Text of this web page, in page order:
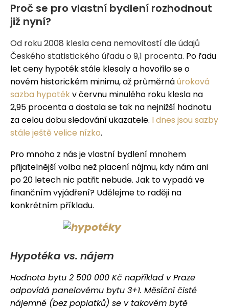
Proč se pro vlastní bydlení rozhodnout
již nyní?
Od roku 2008 klesla cena nemovitostí dle údajů
Českého statistického úřadu o 9,1 procenta. Po řadu
let ceny hypoték stále klesaly a hovořilo se o
novém historickém minimu, až průměrnáúroková
sazba hypotékv červnu minulého roku klesla na
2,95 procenta a dostala se tak na nejnižší hodnotu
za celou dobu sledování ukazatele. I dnes jsou sazby
stále ještěvelice nízko.
Pro mnoho z nás je vlastní bydlení mnohem
přijatelnější volba než placení nájmu, kdy nám ani
po 20 letech nic patřit nebude. Jak to vypadá ve
finančním vyjádření? Udělejme to raději na
konkrétním příkladu.
Hypotéka vs. nájem
Hodnota bytu 2 500 000 Kč například v Praze
odpovídá panelovému bytu 3+1. Měsíční čisté
nájemné (bez poplatků) se v takovém bytě